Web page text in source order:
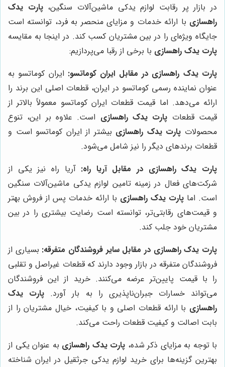
در بازار پر رقابت لوازم یدکی ماشین‌آلات سنگین،پارت یدک
راهسازی با ارائه خدمات و مزایای منحصر به فرد، توانسته است
جایگاه ویژه‌ای را در بین مشتریان کسب کند. در اینجا به مقایسه
پارت یدک راهسازی با برخی از رقبا می‌پردازیم:
پارت یدک راهسازی در مقابل ایران کوماتسو: ایران کوماتسو به
عنوان نماینده رسمی کوماتسو در ایران، قطعات اصلی این برند را
ارائه می‌دهد. اما قیمت قطعات ایران کوماتسو معمولاً بالاتر از
قیمت قطعات پارت یدک راهسازی است. علاوه بر این، تنوع
محصولات پارت یدک راهسازی بیشتر از ایران کوماتسو است و
قطعات برندهای دیگر را نیز شامل می‌شود.
پارت یدک راهسازی در مقابل آریا راه: آریا راه نیز یکی از
شرکت‌های فعال در زمینه تامین لوازم یدکی ماشین‌آلات سنگین
است. اما پارت یدک راهسازی با ارائه خدمات پس از فروش بهتر
و قیمت‌های رقابتی‌تر، توانسته است رضایت بیشتری را در بین
مشتریان خود جلب کند.
پارت یدک راهسازی در مقابل سایر فروشندگان متفرقه: بسیاری از
فروشندگان متفرقه در بازار وجود دارند که قطعات غیراصل و تقلبی
را با قیمت پایین‌تر عرضه می‌کنند. خرید از این فروشندگان
می‌تواند خسارات جبران‌ناپذیری را به بار آورد. پارت یدک
راهسازی با ارائه قطعات اصلی و با کیفیت، خیال مشتریان را از
بابت اصالت و کیفیت قطعات راحت می‌کند.
با توجه به مزایای ذکر شده، پارت یدک راهسازی به عنوان یکی از
بهترین گزینه‌ها برای خرید لوازم یدکی جرثقیل در ایران شناخته